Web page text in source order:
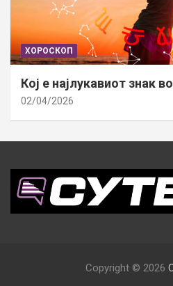
ХОРОСКОП
Кој е најлукавиот знак
02/04/2026
Copyright © 2026